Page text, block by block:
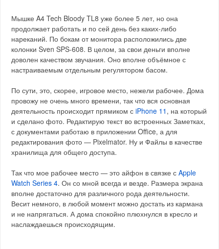
Мышке A4 Tech Bloody TL8 уже более 5 лет, но она
продолжает работать и по сей день без каких-либо
нареканий. По бокам от монитора расположились две
колонки Sven SPS-608. В целом, за свои деньги вполне
доволен качеством звучания. Оно вполне объёмное с
настраиваемым отдельным регулятором басом.
По сути, это, скорее, игровое место, нежели рабочее. Дома
провожу не очень много времени, так что вся основная
деятельность происходит прямиком сiPhone 11 , на который
и сделано фото. Редактирую текст во встроенных Заметках,
с документами работаю в приложении Office, а для
редактирования фото — Pixelmator. Ну и Файлы в качестве
хранилища для общего доступа.
Так что мое рабочее место — это айфон в связке сApple
Watch Series 4. Он со мной всегда и везде. Размера экрана
вполне достаточно для различного рода деятельности.
Весит немного, в любой момент можно достать из кармана
и не напрягаться. А дома спокойно плюхнулся в кресло и
наслаждаешься происходящим.